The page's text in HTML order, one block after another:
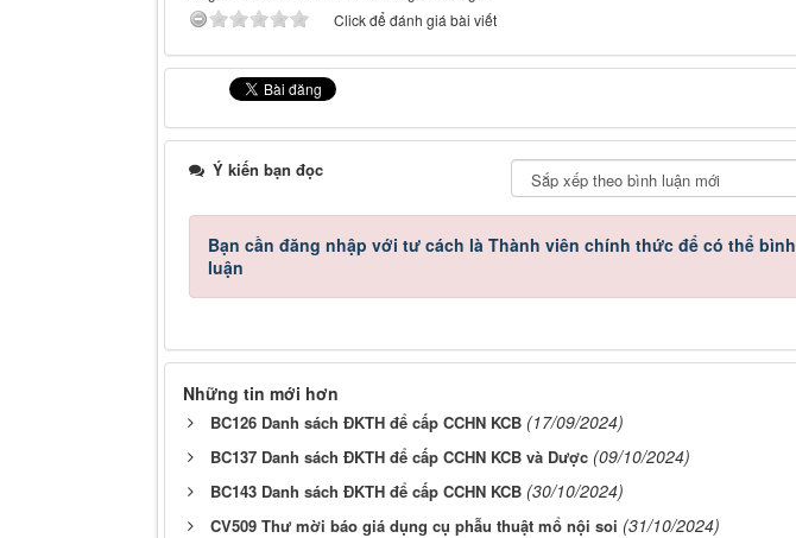
Click để đánh giá bài viết
Ý kiến bạn đọc
Bạn cần đăng nhập với tư cách là Thành viên chính thức để có thể bình
luận
Những tin mới hơn
BC126 Danh sách ĐKTH để cấp CCHN KCB (17/09/2024)
BC137 Danh sách ĐKTH để cấp CCHN KCB và Dược (09/10/2024)
BC143 Danh sách ĐKTH để cấp CCHN KCB (30/10/2024)
CV509 Thư mời báo giá dụng cụ phẫu thuật mổ nội soi (31/10/2024)